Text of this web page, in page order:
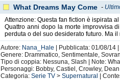
What Dreams May Come -
Attenzione: Questa fan fiction è ispirata
Quattro anni dopo la morte improvvisa
perduta o del suo desiderato futuro. Ma
Autore: Nana_Hale
| Pubblicata: 01/08/14
Genere: Drammatico, Sentimentale,
Tipo di coppia: Nessuna, Slash | Note:
Personaggi: Bobby, Castiel, Crowley,
Categoria:Serie TV >Supernatural |